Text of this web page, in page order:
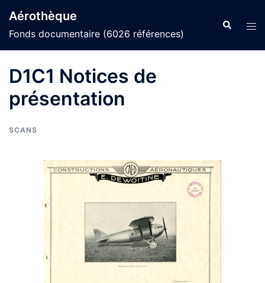
au
contenu
Aérothèque
Fonds documentaire (6026 références)
D1C1 Notices de
présentation
SCANS